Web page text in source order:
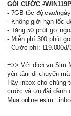
GÓI CƯỚC
- 7GB tốc độ cao/ngày
- Không giới hạn tốc
- Tặng 50 phút gọi
- Miễn phí 300 phút
- Cước phí: 119.000đ/
=>> Với dịch vụ Sim
yên tâm di chuyển
Hãy inbox cho chúng
cước và ưu đãi dành
Mua online esim :